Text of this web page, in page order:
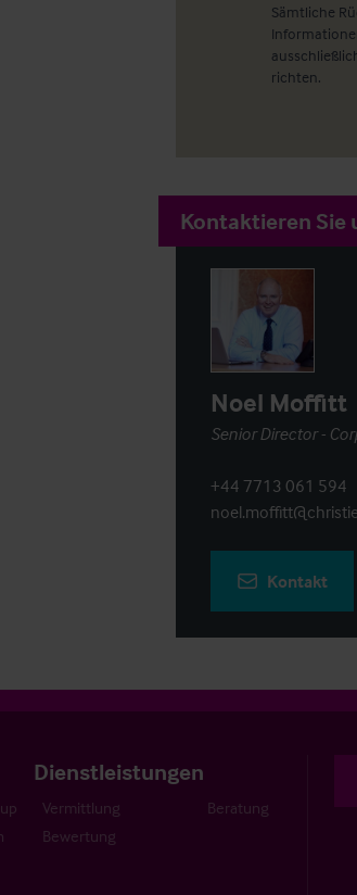
Sämtliche
richten.
Kontaktieren Sie
Noel Moffitt
Senior Director -
+44 7713 061 594
Kontakt
Dienstleistungen
Vermittlung
Beratung
Bewertung